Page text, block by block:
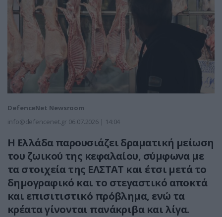
DefenceNet Newsroom
info@defencenet.gr 06.07.2026 | 14:04
Η Ελλάδα παρουσιάζει δραματική μείωση
του ζωικού της κεφαλαίου, σύμφωνα με
τα στοιχεία της ΕΛΣΤΑΤ και έτσι μετά το
δημογραφικό και το στεγαστικό αποκτά
και επισιτιστικό πρόβλημα, ενώ τα
κρέατα γίνονται πανάκριβα και λίγα.